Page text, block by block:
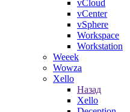
vCloud
vCenter
vSphere
Workspace
Workstation
Weeek
Wowza
Xello
Назад
Xello